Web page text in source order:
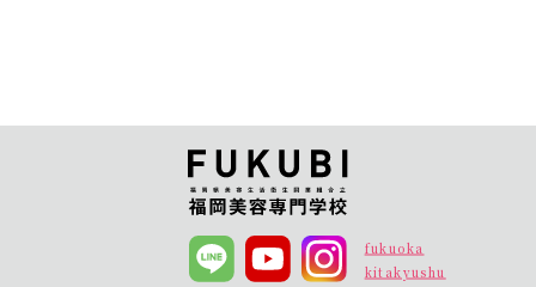
fukuoka
kitakyushu